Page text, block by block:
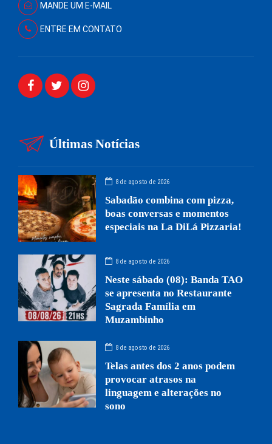
MANDE UM E-MAIL
ENTRE EM CONTATO
Últimas Notícias
8 de agosto de 2026
Sabadão combina com pizza,
boas conversas e momentos
especiais na La DiLá Pizzaria!
8 de agosto de 2026
Neste sábado (08): Banda TAO
se apresenta no Restaurante
Sagrada Família em
Muzambinho
8 de agosto de 2026
Telas antes dos 2 anos podem
provocar atrasos na
linguagem e alterações no
sono